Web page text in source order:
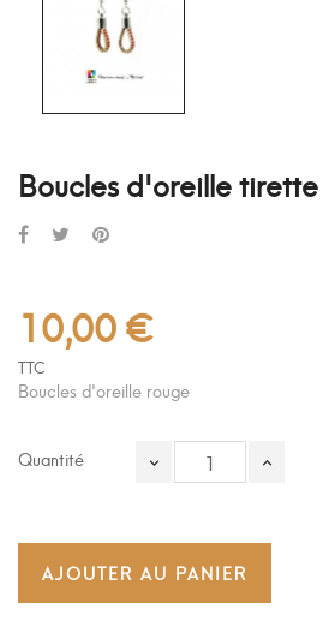
Boucles d'oreille tirette
10,00 €
TTC
Boucles d'oreille rouge
Quantité
AJOUTER AU PANIER